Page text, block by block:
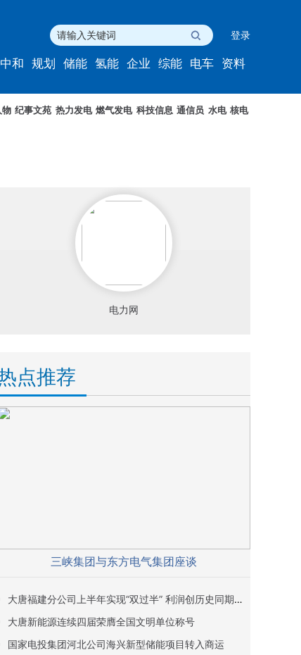
登录
和 规划 储能 氢能 企业 综能 电车 资料
物 纪事文苑 热力发电 燃气发电 科技信息 通信员 水电 核电
电力网
点推荐
三峡集团与东方电气集团座谈
大唐福建分公司上半年实现“双过半” 利润创历史同期新高
大唐新能源连续四届荣膺全国文明单位称号
国家电投集团河北公司海兴新型储能项目转入商运